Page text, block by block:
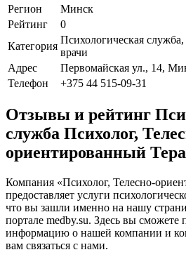
Регион
Минск
Рейтинг
0
Категория
Психологическая
врачи
Адрес
Первомайская ул., 14,
Телефон
+375 44 515-09-31
Отзывы и рейтинг
служба Психолог,
ориентированный
Компания «Психолог, Телесно-
предоставляет услуги
что вы зашли именно на нашу
портале medby.su. Здесь вы сможете
информацию о нашей компании и
вам связаться с нами.